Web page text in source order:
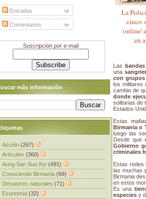
La
cinco
'online'
en
Las
una
con grupos
los militares
cambio de
donde
solitarias de
Estados
Estas
Birmania o
luego las
Desde que
Gobierno
criminales
Estas redes
las muchas
Birmania
en estos
Es una
especies y
Entradas
Comentarios
Suscripción por e-mail
más información
Acción (267)
Artículos (360)
Aung San Suu Kyi (491)
Conociendo Birmania (69)
Desastres naturales (71)
Economía (32)